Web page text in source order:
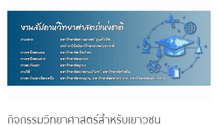
กิจกรรมวิทยาศาสตร์สำหรับเยาวชน